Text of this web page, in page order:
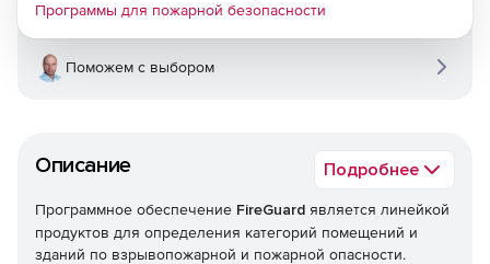
Описание Подробнее
Программное обеспечение FireGuard является линейкой
продуктов для определения категорий помещений и
зданий по взрывопожарной и пожарной опасности.
Программы для пожарной безопасности
Поможем с выбором